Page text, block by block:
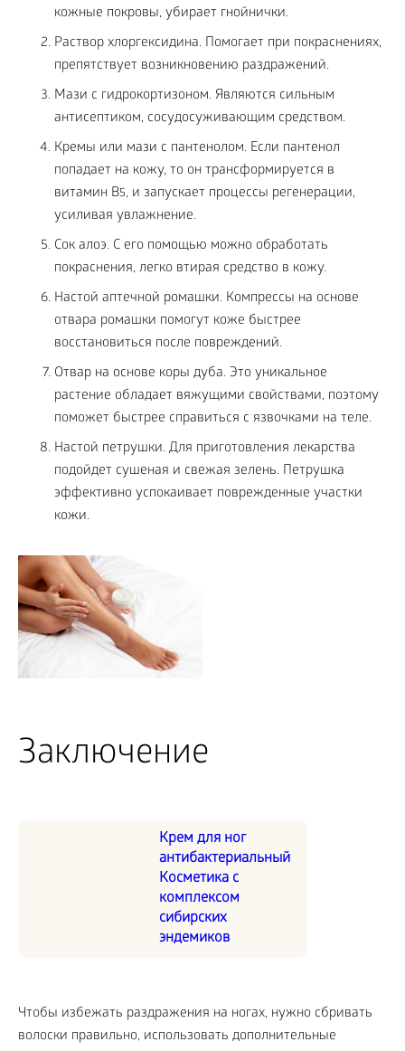
кожные покровы, убирает гнойнички.
Раствор хлоргексидина. Помогает при покраснениях,
препятствует возникновению раздражений.
Мази с гидрокортизоном. Являются сильным
антисептиком, сосудосуживающим средством.
Кремы или мази с пантенолом. Если пантенол
попадает на кожу, то он трансформируется в
витамин В5, и запускает процессы регенерации,
усиливая увлажнение.
Сок алоэ. С его помощью можно обработать
покраснения, легко втирая средство в кожу.
Настой аптечной ромашки. Компрессы на основе
отвара ромашки помогут коже быстрее
восстановиться после повреждений.
Отвар на основе коры дуба. Это уникальное
растение обладает вяжущими свойствами, поэтому
поможет быстрее справиться с язвочками на теле.
Настой петрушки. Для приготовления лекарства
подойдет сушеная и свежая зелень. Петрушка
эффективно успокаивает поврежденные участки
кожи.
Заключение
Крем для ног
антибактериальный
Косметика с
комплексом
сибирских
эндемиков
Чтобы избежать раздражения на ногах, нужно сбривать
волоски правильно, использовать дополнительные